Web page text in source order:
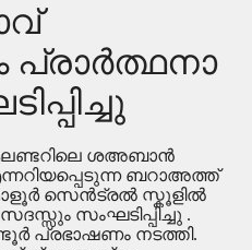
കലണ്ടറിലെ ശഅബാൻ
ബറാഅത്ത്
സെൻട്രൽ സ്കൂളിൽ
സംഘടിപ്പിച്ചു .
പ്രഭാഷണം നടത്തി.